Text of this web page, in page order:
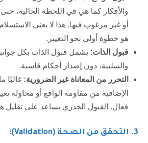
والأفكار كما هي في اللحظة الحالية،
أو غير مرغوب فيها. هذا لا يعني
هو خطوة أولى نحو التغيير.
قبول الذات: يشمل قبول الذات بكل
والسلبية، دون إصدار أحكام قاسية.
التحرر من المعاناة غير الضرورية: غالبًا
الإضافية من مقاومة الواقع أو محاولة
فعال. القبول الجذري يساعد على تقليل
3. التحقق من الصحة (Validation):